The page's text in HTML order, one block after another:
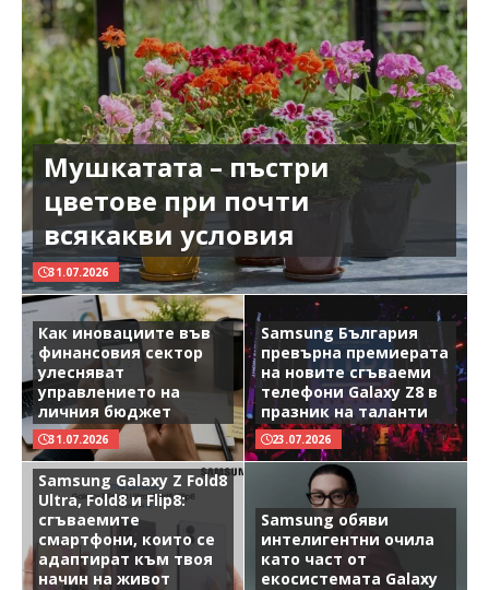
Мушкатата – пъстри
цветове при почти
всякакви условия
31.07.2026
Как иновациите във
финансовия сектор
улесняват
управлението на
личния бюджет
31.07.2026
Samsung България
превърна премиерата
на новите сгъваеми
телефони Galaxy Z8 в
празник на таланти
23.07.2026
Samsung Galaxy Z Fold8
Ultra, Fold8 и Flip8:
сгъваемите
смартфони, които се
адаптират към твоя
начин на живот
Samsung обяви
интелигентни очила
като част от
екосистемата Galaxy